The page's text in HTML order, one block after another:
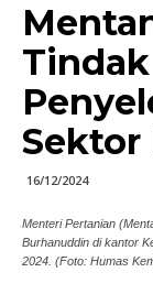
Sektor
16/12/2024
Menteri Pertanian
Burhanuddin di kantor
2024. (Foto: Humas